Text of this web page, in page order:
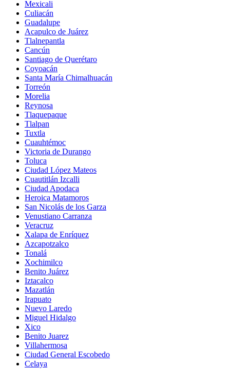
Mexicali
Culiacán
Guadalupe
Acapulco de Juárez
Tlalnepantla
Cancún
Santiago de Querétaro
Coyoacán
Santa María Chimalhuacán
Torreón
Morelia
Reynosa
Tlaquepaque
Tlalpan
Tuxtla
Cuauhtémoc
Victoria de Durango
Toluca
Ciudad López Mateos
Cuautitlán Izcalli
Ciudad Apodaca
Heroica Matamoros
San Nicolás de los Garza
Venustiano Carranza
Veracruz
Xalapa de Enríquez
Azcapotzalco
Tonalá
Xochimilco
Benito Juárez
Iztacalco
Mazatlán
Irapuato
Nuevo Laredo
Miguel Hidalgo
Xico
Benito Juarez
Villahermosa
Ciudad General Escobedo
Celaya